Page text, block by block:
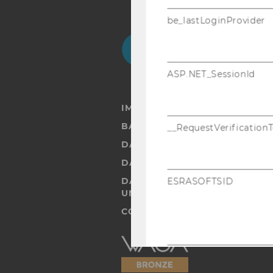
IMPRESSUM
DATENSCHUTZERKLÄRUNG
DATENSCHUTZERKLÄRUNG
DATENSCHUTZERKLÄRUNG
UND STUDIERENDE
COOKIE EINSTELLUNGEN
Barrierefreiheitserklärung
Webseite
be_lastLoginProvider
ASP.NET_SessionId
ESRASOFTSID
esraSoftWiData